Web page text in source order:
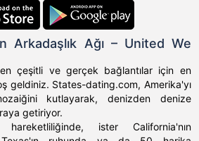
Arkadaşlık Ağı – United We
en çeşitli ve gerçek bağlantılar için en
geldiniz. States-dating.com, Amerika'yı
kutlayarak, denizden denize
getiriyor.
ister California'nın